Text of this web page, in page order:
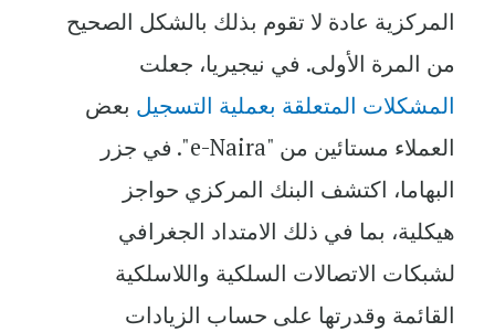
المركزية عادة لا تقوم بذلك بالشكل الصحيح
من المرة الأولى. في نيجيريا، جعلت
المشكلات المتعلقة بعملية التسجيلبعض
العملاء مستائين من "e-Naira". في جزر
البهاما، اكتشف البنك المركزي حواجز
هيكلية، بما في ذلك الامتداد الجغرافي
لشبكات الاتصالات السلكية واللاسلكية
القائمة وقدرتها على حساب الزيادات